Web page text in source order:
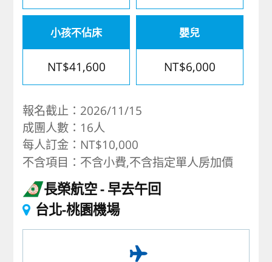
小孩不佔床
NT$41,600
嬰兒
NT$6,000
報名截止：2026/11/15
成團人數：16人
每人訂金：NT$10,000
不含項目：不含小費,不含指定單人房加價
長榮航空 早去午回
台北-桃園機場